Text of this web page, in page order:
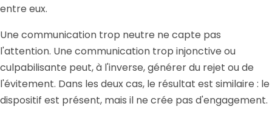
entre eux.
Une communication trop neutre ne capte pas
l'attention. Une communication trop injonctive ou
culpabilisante peut, à l'inverse, générer du rejet ou de
l'évitement. Dans les deux cas, le résultat est similaire : le
dispositif est présent, mais il ne crée pas d'engagement.